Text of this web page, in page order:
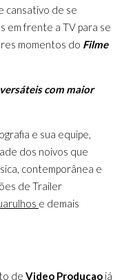
cansativo de se
em frente a TV para se
momentos do Filme
com maior
e sua equipe,
dos noivos que
contemporânea e
de Trailer
e demais
de Video Produçao já